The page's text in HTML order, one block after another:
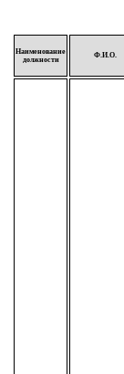
Наименование
должности
Ф.И.О.